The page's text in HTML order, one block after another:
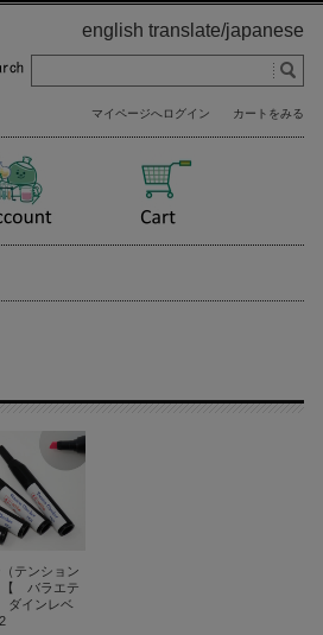
english translate/japanese
マイページへログイン カートをみる
テンション
バラエテ
インレベ